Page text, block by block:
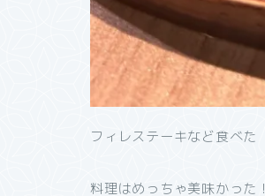
フィレステーキなど食べた
料理はめっちゃ美味かった！